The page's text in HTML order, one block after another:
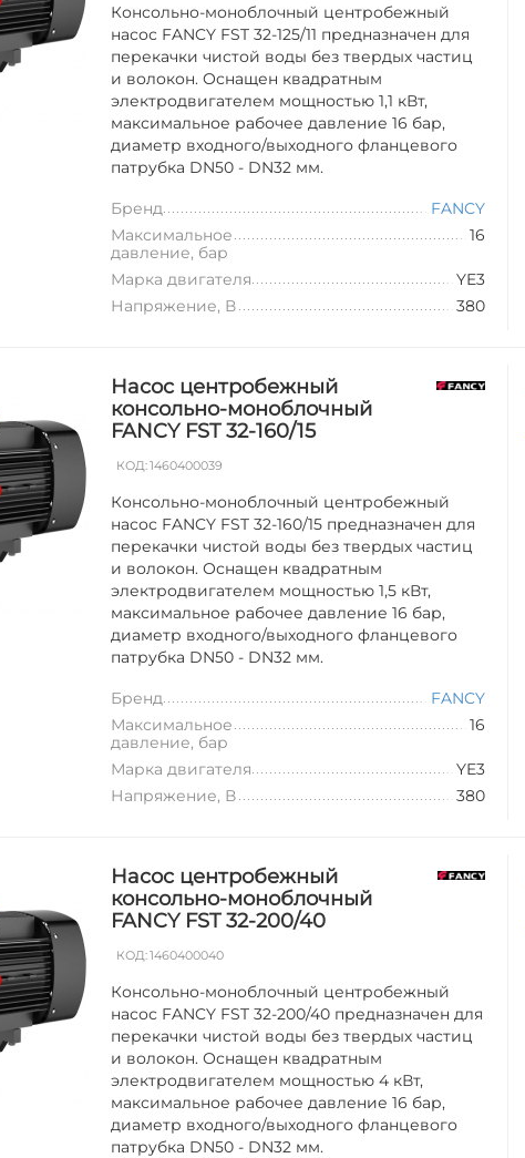
Консольно-моноблочный центробежный
насос FANCY FST 32-125/11 предназначен для
перекачки чистой воды без твердых частиц
и волокон. Оснащен квадратным
электродвигателем мощностью 1,1 кВт,
максимальное рабочее давление 16 бар,
диаметр входного/выходного фланцевого
патрубка DN50 - DN32 мм.
Бренд
FANCY
Максимальное
давление, бар
16
Марка двигателя
YE3
Напряжение, В
380
Насос центробежный
консольно-моноблочный
FANCY FST 32-160/15
КОД:1460400039
Консольно-моноблочный центробежный
насос FANCY FST 32-160/15 предназначен для
перекачки чистой воды без твердых частиц
и волокон. Оснащен квадратным
электродвигателем мощностью 1,5 кВт,
максимальное рабочее давление 16 бар,
диаметр входного/выходного фланцевого
патрубка DN50 - DN32 мм.
Бренд
FANCY
Максимальное
давление, бар
16
Марка двигателя
YE3
Напряжение, В
380
Насос центробежный
консольно-моноблочный
FANCY FST 32-200/40
КОД:1460400040
Консольно-моноблочный центробежный
насос FANCY FST 32-200/40 предназначен для
перекачки чистой воды без твердых частиц
и волокон. Оснащен квадратным
электродвигателем мощностью 4 кВт,
максимальное рабочее давление 16 бар,
диаметр входного/выходного фланцевого
патрубка DN50 - DN32 мм.